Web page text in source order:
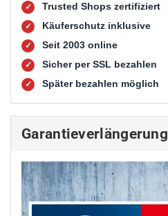
✓ Trusted Shops zertifiziert
✓ Käuferschutz inklusive
✓ Seit 2003 online
✓ Sicher per SSL bezahlen
✓ Später bezahlen möglich
Garantieverlängerung